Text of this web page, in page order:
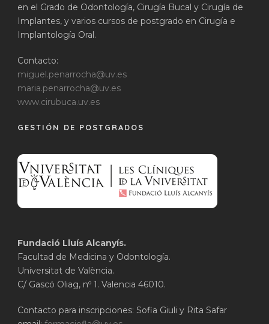
en el Grado de Odontología, Cirugía Bucal y Cirugía de
Implantes, y varios cursos de postgrado en Cirugía e
Implantología Oral.
Contacto:
miguel.penarrocha@uv.es
maria.penarrocha@uv.es
www.cirubuca.uv.es
GESTIÓN DE POSTGRADOS
Fundació Lluís Alcanyís.
Facultad de Medicina y Odontología.
Universitat de València.
C/ Gascó Oliag, nº 1. Valencia 46010.
Contacto para inscripciones: Sofia Giuli y Rita Safar